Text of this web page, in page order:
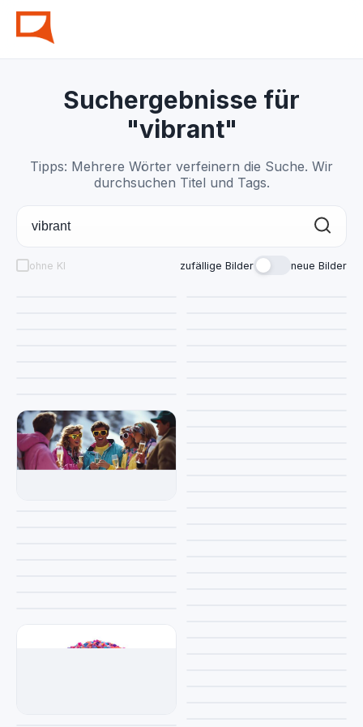
Suchergebnisse für
"vibrant"
Tipps: Mehrere Wörter verfeinern die Suche. Wir
durchsuchen Titel und Tags.
ohne KI zufällige Bilder neue Bilder